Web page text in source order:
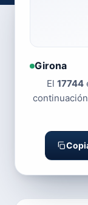
Girona
El 17744